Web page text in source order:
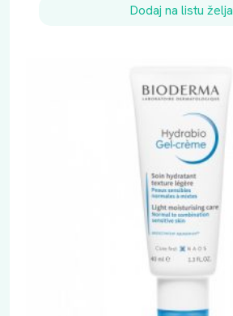
Dodaj na listu želja